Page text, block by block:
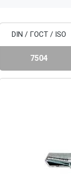
DIN / ГОСТ / ISO
7504